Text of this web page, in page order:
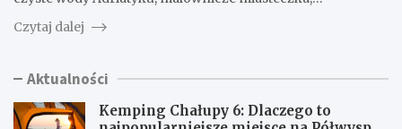
Czytaj dalej
Aktualności
Kemping Chałupy 6: Dlaczego to